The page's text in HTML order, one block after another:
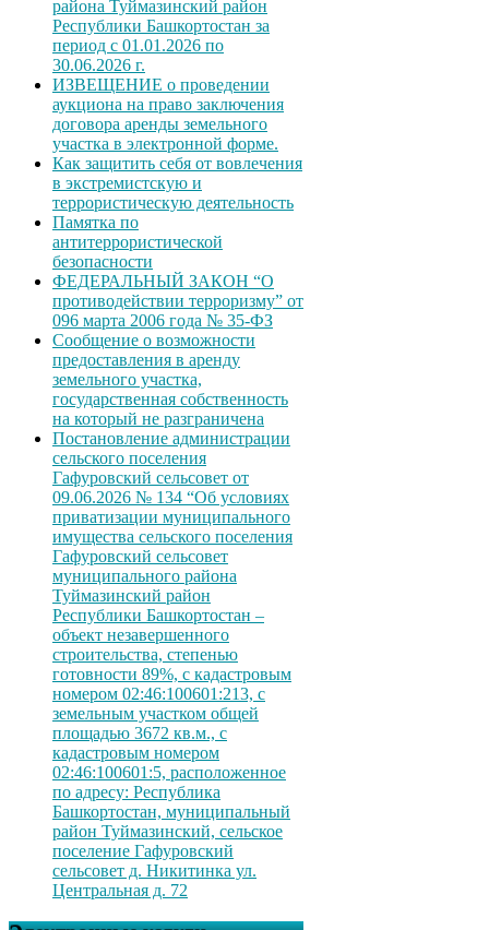
района Туймазинский район
Республики Башкортостан за
период с 01.01.2026 по
30.06.2026 г.
ИЗВЕЩЕНИЕ о проведении
аукциона на право заключения
договора аренды земельного
участка в электронной форме.
Как защитить себя от вовлечения
в экстремистскую и
террористическую деятельность
Памятка по
антитеррористической
безопасности
ФЕДЕРАЛЬНЫЙ ЗАКОН “О
противодействии терроризму” от
096 марта 2006 года № 35-ФЗ
Сообщение о возможности
предоставления в аренду
земельного участка,
государственная собственность
на который не разграничена
Постановление администрации
сельского поселения
Гафуровский сельсовет от
09.06.2026 № 134 “Об условиях
приватизации муниципального
имущества сельского поселения
Гафуровский сельсовет
муниципального района
Туймазинский район
Республики Башкортостан –
объект незавершенного
строительства, степенью
готовности 89%, с кадастровым
номером 02:46:100601:213, с
земельным участком общей
площадью 3672 кв.м., с
кадастровым номером
02:46:100601:5, расположенное
по адресу: Республика
Башкортостан, муниципальный
район Туймазинский, сельское
поселение Гафуровский
сельсовет д. Никитинка ул.
Центральная д. 72